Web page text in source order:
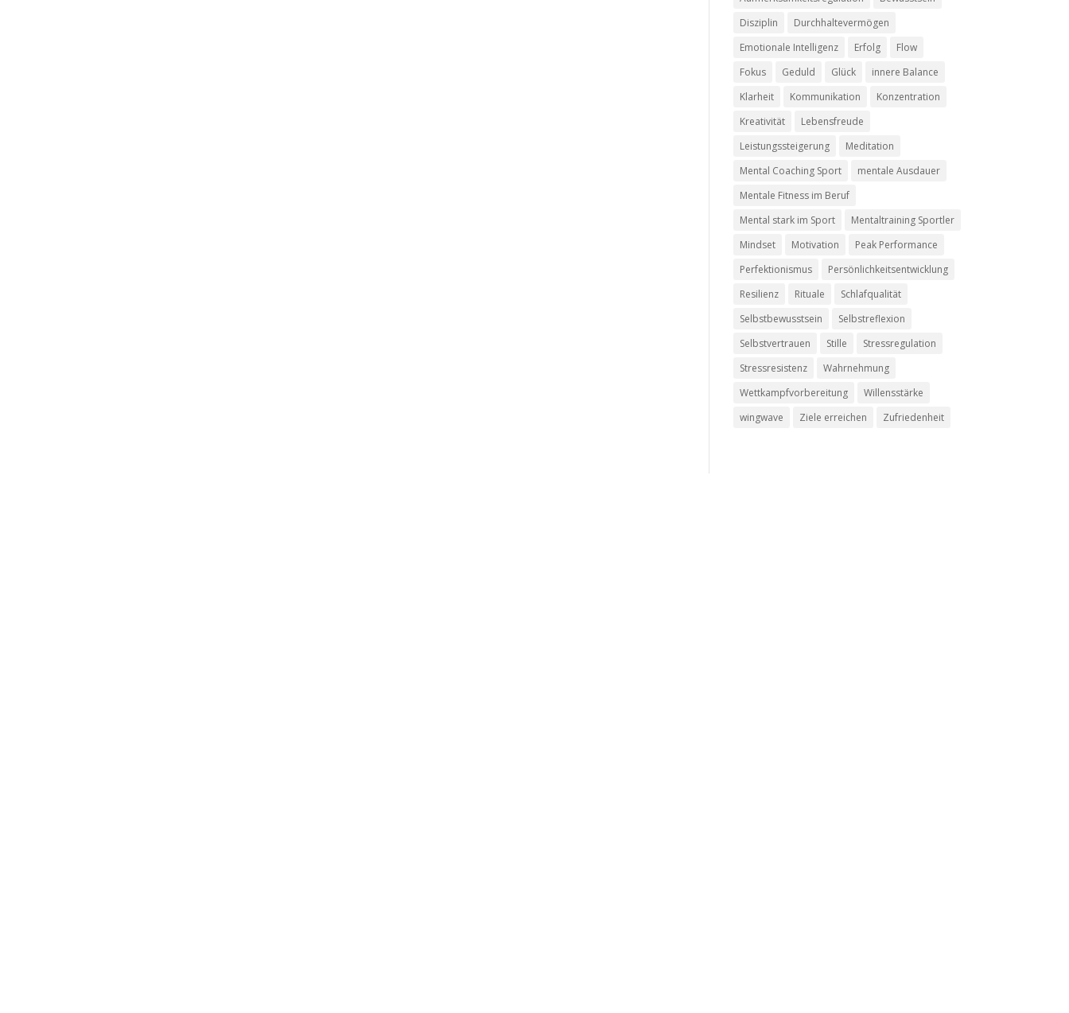
Disziplin
Durchhaltevermögen
Emotionale Intelligenz
Erfolg
Flow
Fokus
Geduld Glück
innere Balance
Klarheit
Kommunikation
Konzentration
Kreativität
Lebensfreude
Leistungssteigerung
Meditation
Mental Coaching Sport
mentale Ausdauer
Mentale Fitness im Beruf
Mental stark im Sport
Mentaltraining Sportler
Mindset
Motivation
Peak Performance
Perfektionismus
Persönlichkeitsentwicklung
Resilienz
Rituale
Schlafqualität
Selbstbewusstsein
Selbstreflexion
Selbstvertrauen
Stille
Stressregulation
Stressresistenz
Wahrnehmung
Wettkampfvorbereitung
Willensstärke
wingwave
Ziele erreichen Zufriedenheit